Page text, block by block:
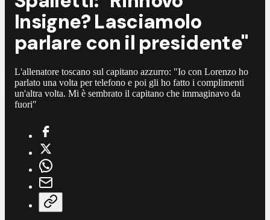
Insigne? Lasciamolo
parlare con il presidente"
L'allenatore toscano sul capitano azzurro: "Io con Lorenzo ho
parlato una volta per telefono e poi gli ho fatto i complimenti
un'altra volta. Mi è sembrato il capitano che immaginavo da
fuori"